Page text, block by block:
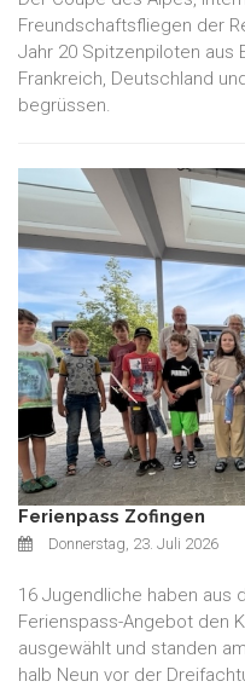
Freundschaftsfliegen der
Jahr 20 Spitzenpiloten aus
Frankreich, Deutschland
begrüssen.
Ferienpass Zofingen
Donnerstag, 23. Juli 2026
16 Jugendliche haben aus
Ferienspass-Angebot den
ausgewählt und standen
halb Neun vor der